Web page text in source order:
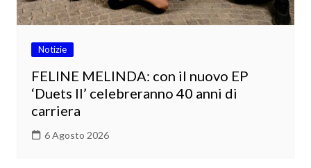
Notizie
FELINE MELINDA: con il nuovo EP
‘Duets II’ celebreranno 40 anni di
carriera
6 Agosto 2026